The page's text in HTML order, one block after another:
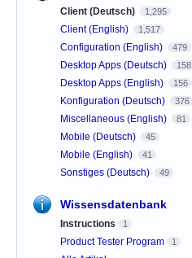
Client (Deutsch) 1,295
Client (English) 1,517
Configuration (English) 479
Desktop Apps (Deutsch) 158
Desktop Apps (English) 156
Konfiguration (Deutsch) 376
Miscellaneous (English) 81
Mobile (Deutsch) 45
Mobile (English) 41
Sonstiges (Deutsch) 49
Wissensdatenbank
Instructions 1
Product Tester Program 1